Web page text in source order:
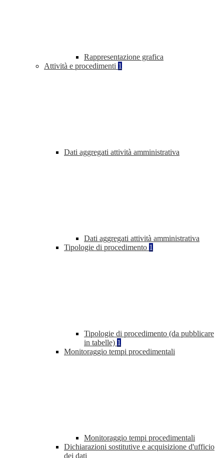
Rappresentazione grafica
Attività e procedimenti 1
Dati aggregati attività amministrativa
Dati aggregati attività amministrativa
Tipologie di procedimento 1
Tipologie di procedimento (da pubblicare
in tabelle) 1
Monitoraggio tempi procedimentali
Monitoraggio tempi procedimentali
Dichiarazioni sostitutive e acquisizione d'ufficio
dei dati